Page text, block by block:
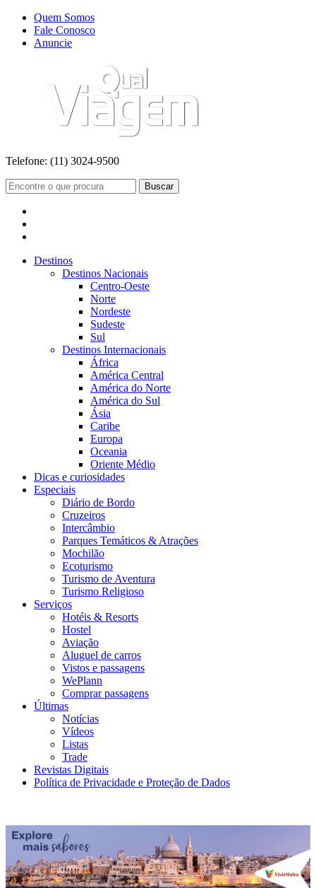
Quem Somos
Fale Conosco
Anuncie
Telefone: (11) 3024-9500
Buscar
Destinos
Destinos Nacionais
Centro-Oeste
Norte
Nordeste
Sudeste
Sul
Destinos Internacionais
África
América Central
América do Norte
América do Sul
Ásia
Caribe
Europa
Oceania
Oriente Médio
Dicas e curiosidades
Especiais
Diário de Bordo
Cruzeiros
Intercâmbio
Parques Temáticos & Atrações
Mochilão
Ecoturismo
Turismo de Aventura
Turismo Religioso
Serviços
Hotéis & Resorts
Hostel
Aviação
Aluguel de carros
Vistos e passagens
WePlann
Comprar passagens
Últimas
Notícias
Vídeos
Listas
Trade
Revistas Digitais
Política de Privacidade e Proteção de Dados